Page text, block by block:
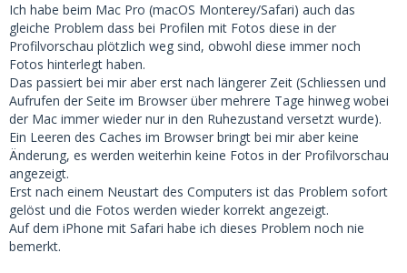
Ich habe beim Mac Pro (macOS Monterey/Safari) auch das
gleiche Problem dass bei Profilen mit Fotos diese in der
Profilvorschau plötzlich weg sind, obwohl diese immer noch
Fotos hinterlegt haben.
Das passiert bei mir aber erst nach längerer Zeit (Schliessen und
Aufrufen der Seite im Browser über mehrere Tage hinweg wobei
der Mac immer wieder nur in den Ruhezustand versetzt wurde).
Ein Leeren des Caches im Browser bringt bei mir aber keine
Änderung, es werden weiterhin keine Fotos in der Profilvorschau
angezeigt.
Erst nach einem Neustart des Computers ist das Problem sofort
gelöst und die Fotos werden wieder korrekt angezeigt.
Auf dem iPhone mit Safari habe ich dieses Problem noch nie
bemerkt.